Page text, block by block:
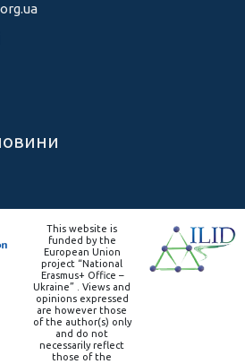
This website is
funded by the
European Union
project “National
Erasmus+ Office –
Ukraine” . Views and
opinions expressed
are however those
of the author(s) only
and do not
necessarily reflect
those of the